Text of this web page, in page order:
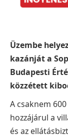
Üzembe
kazánját a
Budapesti
közzétett
A csaknem
hozzájárul a
és az